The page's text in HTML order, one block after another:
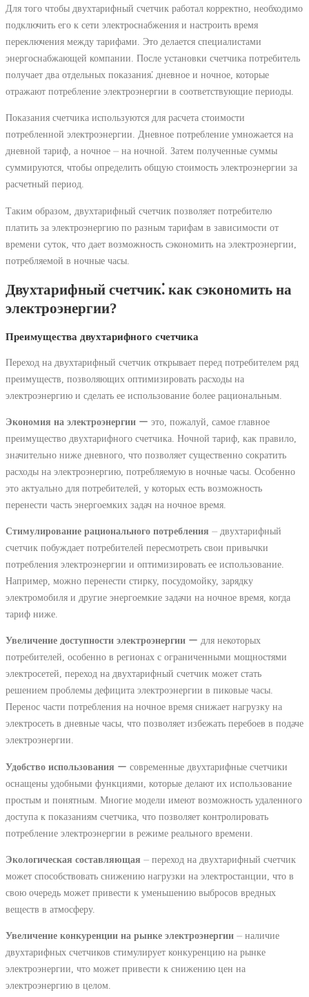
Для того чтобы двухтарифный счетчик работал корректно, необходимо
подключить его к сети электроснабжения и настроить время
переключения между тарифами. Это делается специалистами
энергоснабжающей компании. После установки счетчика потребитель
получает два отдельных показания⁚ дневное и ночное, которые
отражают потребление электроэнергии в соответствующие периоды.
Показания счетчика используются для расчета стоимости
потребленной электроэнергии. Дневное потребление умножается на
дневной тариф, а ночное ⏤ на ночной. Затем полученные суммы
суммируются, чтобы определить общую стоимость электроэнергии за
расчетный период.
Таким образом, двухтарифный счетчик позволяет потребителю
платить за электроэнергию по разным тарифам в зависимости от
времени суток, что дает возможность сэкономить на электроэнергии,
потребляемой в ночные часы.
Двухтарифный счетчик⁚ как сэкономить на
электроэнергии?
Преимущества двухтарифного счетчика
Переход на двухтарифный счетчик открывает перед потребителем ряд
преимуществ, позволяющих оптимизировать расходы на
электроэнергию и сделать ее использование более рациональным.
Экономия на электроэнергии ー это, пожалуй, самое главное
преимущество двухтарифного счетчика. Ночной тариф, как правило,
значительно ниже дневного, что позволяет существенно сократить
расходы на электроэнергию, потребляемую в ночные часы. Особенно
это актуально для потребителей, у которых есть возможность
перенести часть энергоемких задач на ночное время.
Стимулирование рационального потребления ⏤ двухтарифный
счетчик побуждает потребителей пересмотреть свои привычки
потребления электроэнергии и оптимизировать ее использование.
Например, можно перенести стирку, посудомойку, зарядку
электромобиля и другие энергоемкие задачи на ночное время, когда
тариф ниже.
Увеличение доступности электроэнергии ー для некоторых
потребителей, особенно в регионах с ограниченными мощностями
электросетей, переход на двухтарифный счетчик может стать
решением проблемы дефицита электроэнергии в пиковые часы.
Перенос части потребления на ночное время снижает нагрузку на
электросеть в дневные часы, что позволяет избежать перебоев в подаче
электроэнергии.
Удобство использования ー современные двухтарифные счетчики
оснащены удобными функциями, которые делают их использование
простым и понятным. Многие модели имеют возможность удаленного
доступа к показаниям счетчика, что позволяет контролировать
потребление электроэнергии в режиме реального времени.
Экологическая составляющая ⏤ переход на двухтарифный счетчик
может способствовать снижению нагрузки на электростанции, что в
свою очередь может привести к уменьшению выбросов вредных
веществ в атмосферу.
Увеличение конкуренции на рынке электроэнергии ⏤ наличие
двухтарифных счетчиков стимулирует конкуренцию на рынке
электроэнергии, что может привести к снижению цен на
электроэнергию в целом.